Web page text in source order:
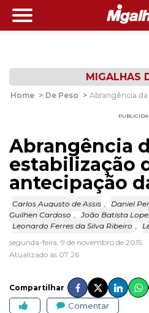
MIGALHAS
Home > De Peso > Abrangência
Abrangência
estabilização
antecipação
Carlos Augusto de Assis , Daniel
Guilhen Cardoso , João Batista
Leonardo Ferres da Silva Ribeiro ,
segunda-feira, 9 de novembro de 2015
Atualizado às 07:26
Compartilhar
Comentar